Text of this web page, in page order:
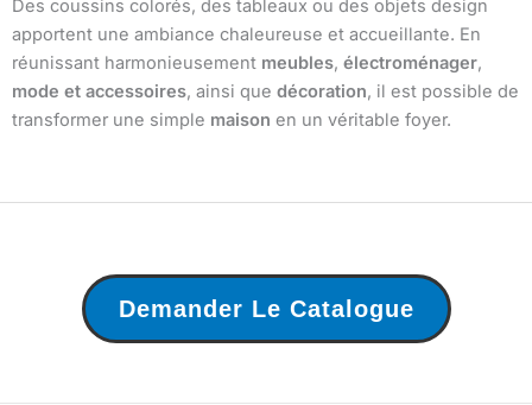
Des coussins colorés, des tableaux ou des objets design
apportent une ambiance chaleureuse et accueillante. En
réunissant harmonieusement meubles, électroménager,
mode et accessoires, ainsi que décoration, il est possible de
transformer une simple maison en un véritable foyer.
Demander Le Catalogue